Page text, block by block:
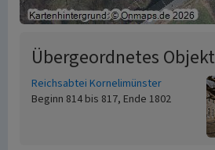
Übergeordnetes Objekt
Reichsabtei Kornelimünster
Beginn 814 bis 817, Ende 1802